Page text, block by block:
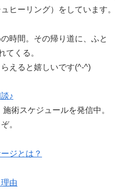
ヒーリング）をしています。
時間。その帰り道に、ふと
てくる。
えると嬉しいです(^-^)
♪
術スケジュールを発信中。
。
ジとは？
由